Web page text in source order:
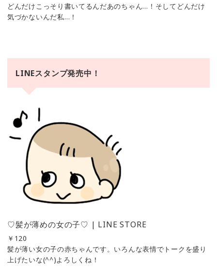
どんだけこっそり書いてるんだあのちゃん…！そしてどんだけ
気づかないんだ私…！
LINEスタンプ発売中！
♡髪が薄めの女の子♡ | LINE STORE
￥ 120
髪が薄い女の子の赤ちゃんです。いろんな表情でトークを盛り
上げたいな(^^)よろしくね！